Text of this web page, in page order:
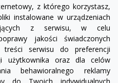
z którego korzystasz,
instalowane w urządzeniach
z serwisu, w celu
jakości świadczonych
serwisu do preferencji
użytkownika oraz dla celów
behawioralnego reklamy